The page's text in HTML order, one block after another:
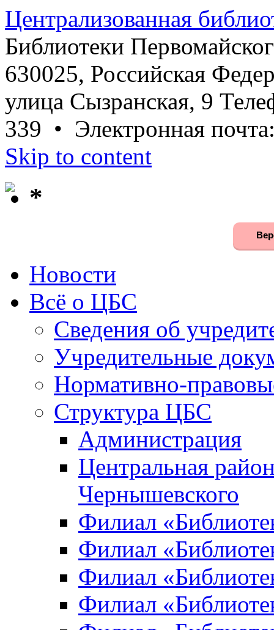
Централизованная
Библиотеки
630025, Российская
улица Сызранская, 9
339 • Электронная
Skip to content
*
Новости
Всё о ЦБС
Сведения об
Учредительные
Нормативно-
Структура ЦБС
Администрация
Центральная
Чернышевского
Филиал
Филиал
Филиал
Филиал